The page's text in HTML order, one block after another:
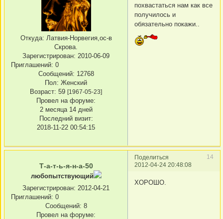
Откуда: Латвия-Норвегия,ос-в
Скрова.
Зарегистрирован: 2010-06-09
Приглашений: 0
Сообщений: 12768
Пол: Женский
Возраст: 59 [1967-05-23]
Провел на форуме:
2 месяца 14 дней
Последний визит:
2018-11-22 00:54:15
похвастаться нам как все
получилось и
обязательно покажи..
Поделиться
14
2012-04-24 20:48:08
Т-а-т-ь-я-н-а-50
любопытствующий
Зарегистрирован: 2012-04-21
Приглашений: 0
Сообщений: 8
Провел на форуме:
ХОРОШО.